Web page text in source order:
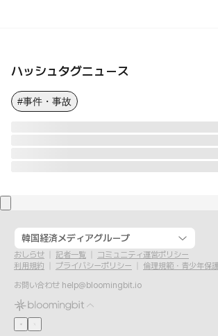
ハッシュタグニュース
#事件・事故
韓国経済メディアグループ
おしらせ 記者一覧
コミュニティ運営ポリシー
利用規約
プライバシーポリシー
倫理規範・青少年保
お問い合わせ help@bloomingbit.io